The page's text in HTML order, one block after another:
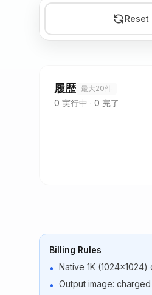
Reset
履歴 最大20件
0 実行中 · 0 完了
Billing Rules
• Native 1K
• Output image: